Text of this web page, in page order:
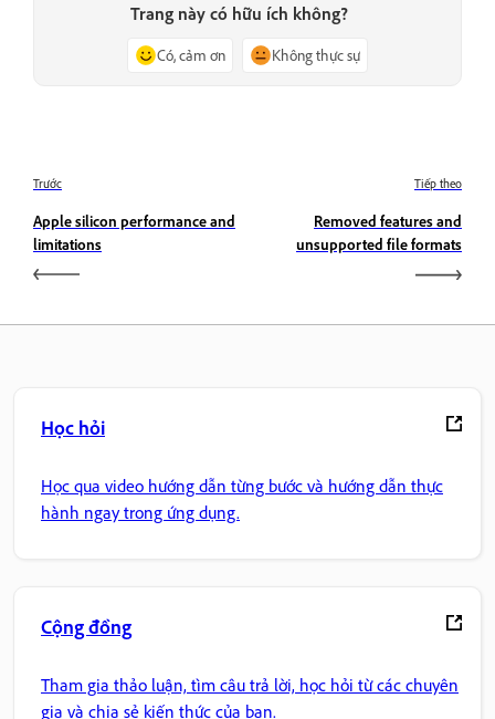
Trang này có hữu ích không?
Có, cảm ơn Không thực sự
Trước
Apple silicon performance and
limitations
Tiếp theo
Removed features and
unsupported file formats
Học hỏi
Học qua video hướng dẫn từng bước và hướng dẫn thực
hành ngay trong ứng dụng.
Cộng đồng
Tham gia thảo luận, tìm câu trả lời, học hỏi từ các chuyên
gia và chia sẻ kiến thức của bạn.